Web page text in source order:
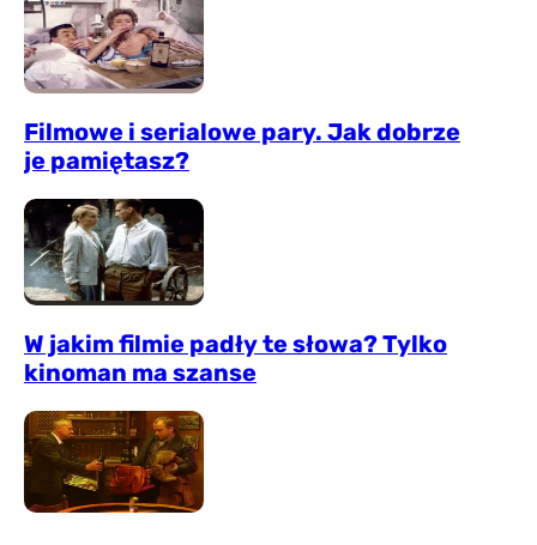
Filmowe i serialowe pary. Jak dobrze
je pamiętasz?
W jakim filmie padły te słowa? Tylko
kinoman ma szanse